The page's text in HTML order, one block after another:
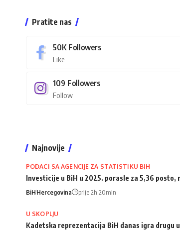
Pratite nas
50K Followers
Like
109 Followers
Follow
Najnovije
PODACI SA AGENCIJE ZA STATISTIKU BIH
Investicije u BiH u 2025. porasle za 5,36 posto,
BiHHercegovina prije 2h 20min
U SKOPLJU
Kadetska reprezentacija BiH danas igra drugu